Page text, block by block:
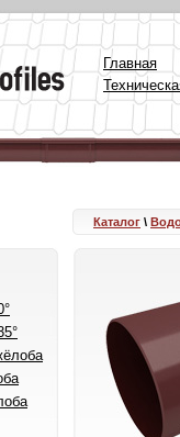
Главная
Каталог \